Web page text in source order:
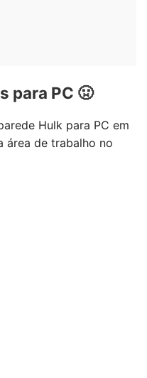
para PC 🤢
Hulk para PC em
área de trabalho no